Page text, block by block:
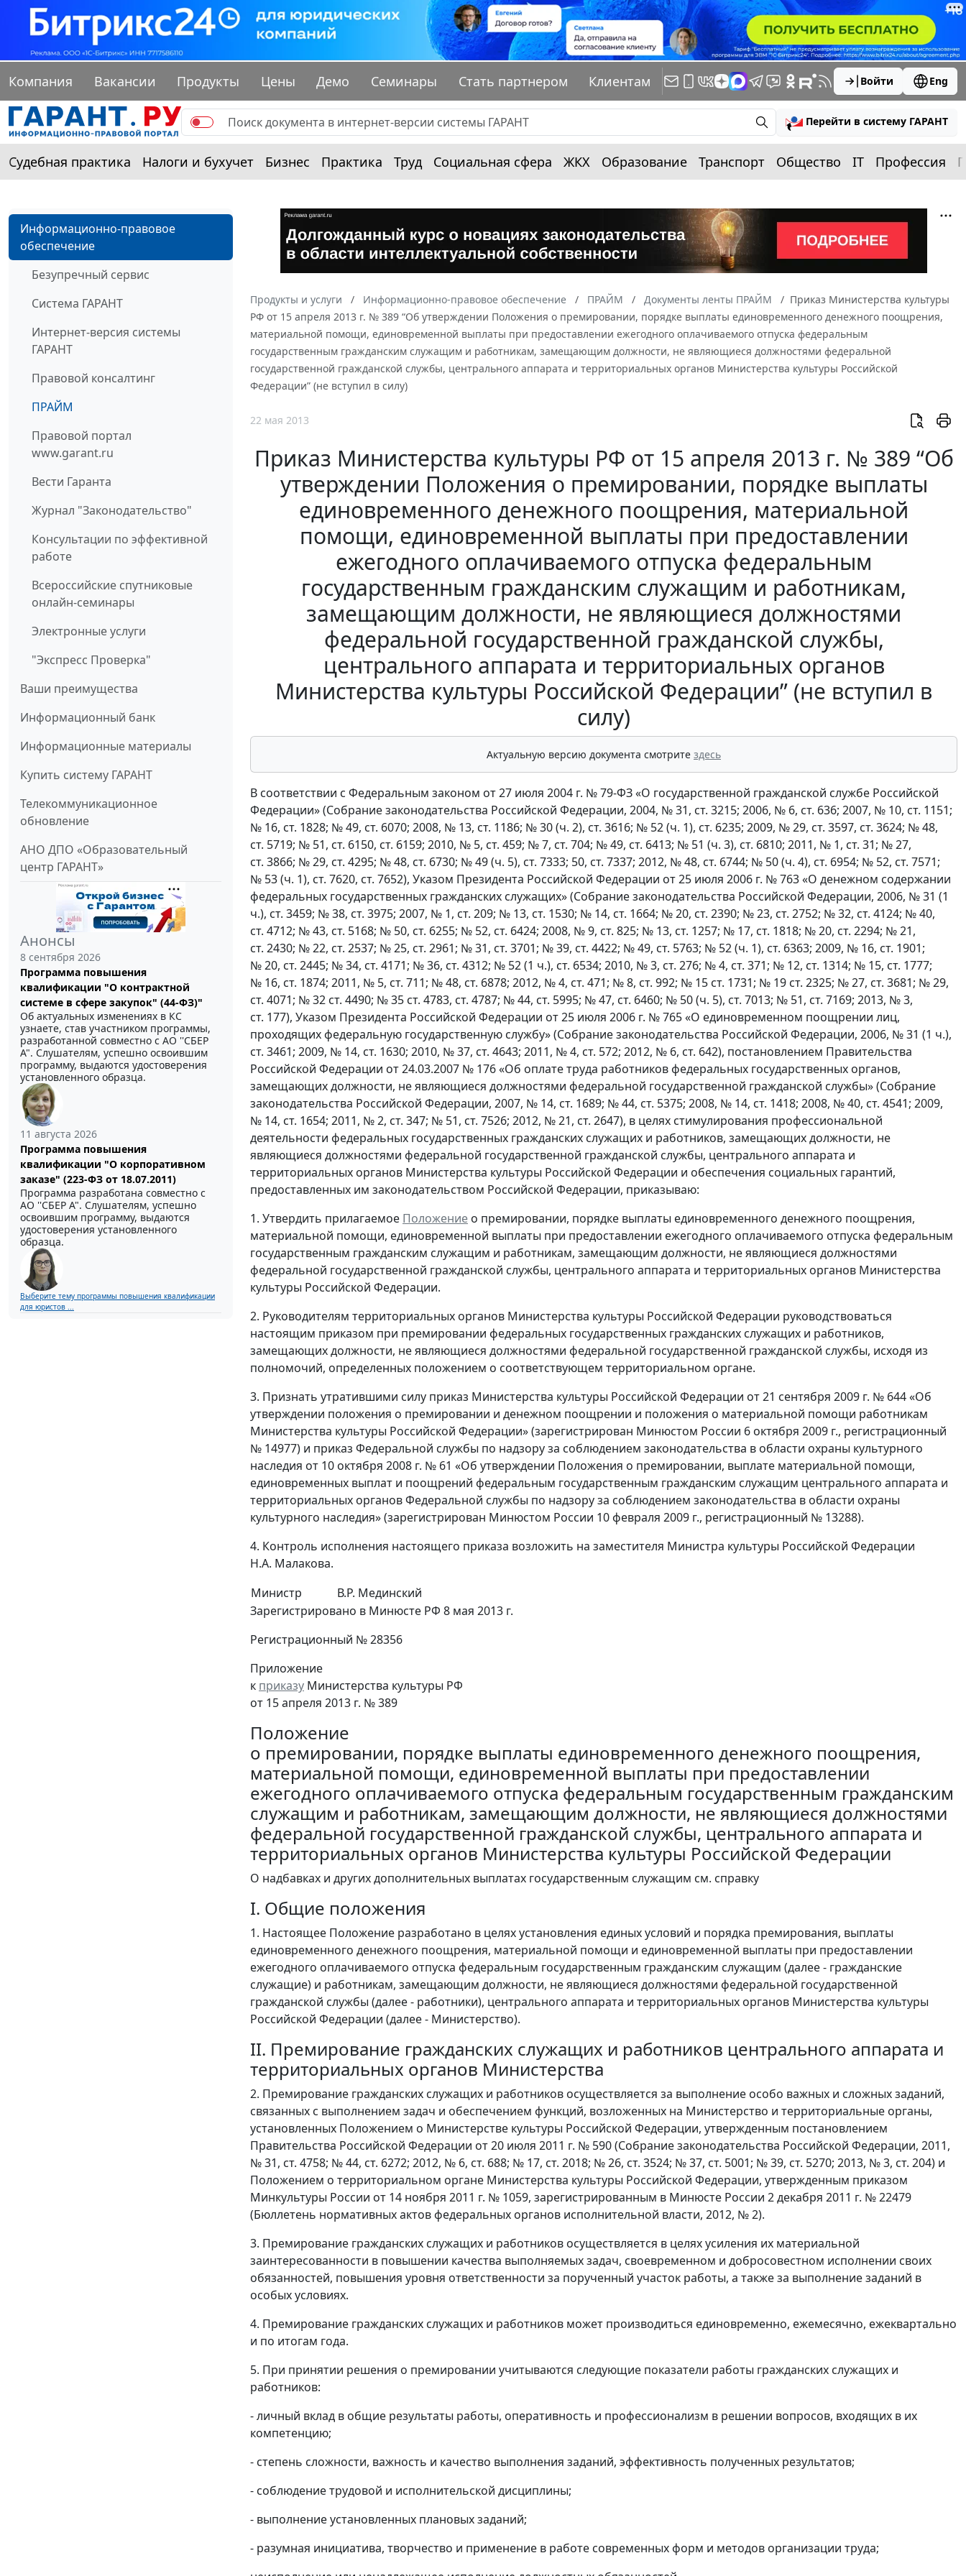
Компания Вакансии Продукты Цены Демо Семинары Стать партнером Клиентам Войти Eng
Перейти в систему ГАРАНТ
Судебная практика Налоги и бухучет Бизнес Практика Труд Социальная сфера ЖКХ Образование Транспорт Общество IT Профессия
Информационно-правовое
обеспечение
Безупречный сервис
Система ГАРАНТ
Интернет-версия системы
ГАРАНТ
Правовой консалтинг
ПРАЙМ
Правовой портал
www.garant.ru
Вести Гаранта
Журнал "Законодательство"
Консультации по эффективной
работе
Всероссийские спутниковые
онлайн-семинары
Электронные услуги
"Экспресс Проверка"
Ваши преимущества
Информационный банк
Информационные материалы
Купить систему ГАРАНТ
Телекоммуникационное
обновление
АНО ДПО «Образовательный
центр ГАРАНТ»
Анонсы
8 сентября 2026
Программа повышения
квалификации "О контрактной
системе в сфере закупок" (44-ФЗ)"
Об актуальных изменениях в КС
узнаете, став участником программы,
разработанной совместно с АО ''СБЕР
А". Слушателям, успешно освоившим
программу, выдаются удостоверения
установленного образца.
11 августа 2026
Программа повышения
квалификации "О корпоративном
заказе" (223-ФЗ от 18.07.2011)
Программа разработана совместно с
АО ''СБЕР А". Слушателям, успешно
освоившим программу, выдаются
удостоверения установленного
образца.
Выберите тему программы повышения квалификации
для юристов ...
Продукты и услуги Информационно-правовое обеспечение ПРАЙМ Документы ленты ПРАЙМ
Приказ Министерства культуры
РФ от 15 апреля 2013 г. № 389 “Об утверждении Положения о премировании, порядке выплаты единовременного денежного поощрения,
материальной помощи, единовременной выплаты при предоставлении ежегодного оплачиваемого отпуска федеральным
государственным гражданским служащим и работникам, замещающим должности, не являющиеся должностями федеральной
государственной гражданской службы, центрального аппарата и территориальных органов Министерства культуры Российской
Федерации” (не вступил в силу)
22 мая 2013
Приказ Министерства культуры РФ от 15 апреля 2013 г. № 389 “Об
утверждении Положения о премировании, порядке выплаты
единовременного денежного поощрения, материальной
помощи, единовременной выплаты при предоставлении
ежегодного оплачиваемого отпуска федеральным
государственным гражданским служащим и работникам,
замещающим должности, не являющиеся должностями
федеральной государственной гражданской службы,
центрального аппарата и территориальных органов
Министерства культуры Российской Федерации” (не вступил в
силу)
Актуальную версию документа смотрите здесь
В соответствии с Федеральным законом от 27 июля 2004 г. № 79-ФЗ «О государственной гражданской службе Российской
Федерации» (Собрание законодательства Российской Федерации, 2004, № 31, ст. 3215; 2006, № 6, ст. 636; 2007, № 10, ст. 1151;
№ 16, ст. 1828; № 49, ст. 6070; 2008, № 13, ст. 1186; № 30 (ч. 2), ст. 3616; № 52 (ч. 1), ст. 6235; 2009, № 29, ст. 3597, ст. 3624; № 48,
ст. 5719; № 51, ст. 6150, ст. 6159; 2010, № 5, ст. 459; № 7, ст. 704; № 49, ст. 6413; № 51 (ч. 3), ст. 6810; 2011, № 1, ст. 31; № 27,
ст. 3866; № 29, ст. 4295; № 48, ст. 6730; № 49 (ч. 5), ст. 7333; 50, ст. 7337; 2012, № 48, ст. 6744; № 50 (ч. 4), ст. 6954; № 52, ст. 7571;
№ 53 (ч. 1), ст. 7620, ст. 7652), Указом Президента Российской Федерации от 25 июля 2006 г. № 763 «О денежном содержании
федеральных государственных гражданских служащих» (Собрание законодательства Российской Федерации, 2006, № 31 (1
ч.), ст. 3459; № 38, ст. 3975; 2007, № 1, ст. 209; № 13, ст. 1530; № 14, ст. 1664; № 20, ст. 2390; № 23, ст. 2752; № 32, ст. 4124; № 40,
ст. 4712; № 43, ст. 5168; № 50, ст. 6255; № 52, ст. 6424; 2008, № 9, ст. 825; № 13, ст. 1257; № 17, ст. 1818; № 20, ст. 2294; № 21,
ст. 2430; № 22, ст. 2537; № 25, ст. 2961; № 31, ст. 3701; № 39, ст. 4422; № 49, ст. 5763; № 52 (ч. 1), ст. 6363; 2009, № 16, ст. 1901;
№ 20, ст. 2445; № 34, ст. 4171; № 36, ст. 4312; № 52 (1 ч.), ст. 6534; 2010, № 3, ст. 276; № 4, ст. 371; № 12, ст. 1314; № 15, ст. 1777;
№ 16, ст. 1874; 2011, № 5, ст. 711; № 48, ст. 6878; 2012, № 4, ст. 471; № 8, ст. 992; № 15 ст. 1731; № 19 ст. 2325; № 27, ст. 3681; № 29,
ст. 4071; № 32 ст. 4490; № 35 ст. 4783, ст. 4787; № 44, ст. 5995; № 47, ст. 6460; № 50 (ч. 5), ст. 7013; № 51, ст. 7169; 2013, № 3,
ст. 177), Указом Президента Российской Федерации от 25 июля 2006 г. № 765 «О единовременном поощрении лиц,
проходящих федеральную государственную службу» (Собрание законодательства Российской Федерации, 2006, № 31 (1 ч.),
ст. 3461; 2009, № 14, ст. 1630; 2010, № 37, ст. 4643; 2011, № 4, ст. 572; 2012, № 6, ст. 642), постановлением Правительства
Российской Федерации от 24.03.2007 № 176 «Об оплате труда работников федеральных государственных органов,
замещающих должности, не являющиеся должностями федеральной государственной гражданской службы» (Собрание
законодательства Российской Федерации, 2007, № 14, ст. 1689; № 44, ст. 5375; 2008, № 14, ст. 1418; 2008, № 40, ст. 4541; 2009,
№ 14, ст. 1654; 2011, № 2, ст. 347; № 51, ст. 7526; 2012, № 21, ст. 2647), в целях стимулирования профессиональной
деятельности федеральных государственных гражданских служащих и работников, замещающих должности, не
являющиеся должностями федеральной государственной гражданской службы, центрального аппарата и
территориальных органов Министерства культуры Российской Федерации и обеспечения социальных гарантий,
предоставленных им законодательством Российской Федерации, приказываю:
1. Утвердить прилагаемое Положение о премировании, порядке выплаты единовременного денежного поощрения,
материальной помощи, единовременной выплаты при предоставлении ежегодного оплачиваемого отпуска федеральным
государственным гражданским служащим и работникам, замещающим должности, не являющиеся должностями
федеральной государственной гражданской службы, центрального аппарата и территориальных органов Министерства
культуры Российской Федерации.
2. Руководителям территориальных органов Министерства культуры Российской Федерации руководствоваться
настоящим приказом при премировании федеральных государственных гражданских служащих и работников,
замещающих должности, не являющиеся должностями федеральной государственной гражданской службы, исходя из
полномочий, определенных положением о соответствующем территориальном органе.
3. Признать утратившими силу приказ Министерства культуры Российской Федерации от 21 сентября 2009 г. № 644 «Об
утверждении положения о премировании и денежном поощрении и положения о материальной помощи работникам
Министерства культуры Российской Федерации» (зарегистрирован Минюстом России 6 октября 2009 г., регистрационный
№ 14977) и приказ Федеральной службы по надзору за соблюдением законодательства в области охраны культурного
наследия от 10 октября 2008 г. № 61 «Об утверждении Положения о премировании, выплате материальной помощи,
единовременных выплат и поощрений федеральным государственным гражданским служащим центрального аппарата и
территориальных органов Федеральной службы по надзору за соблюдением законодательства в области охраны
культурного наследия» (зарегистрирован Минюстом России 10 февраля 2009 г., регистрационный № 13288).
4. Контроль исполнения настоящего приказа возложить на заместителя Министра культуры Российской Федерации
Н.А. Малакова.
Министр
В.Р. Мединский
Зарегистрировано в Минюсте РФ 8 мая 2013 г.
Регистрационный № 28356
Приложение
к приказу Министерства культуры РФ
от 15 апреля 2013 г. № 389
Положение
о премировании, порядке выплаты единовременного денежного поощрения,
материальной помощи, единовременной выплаты при предоставлении
ежегодного оплачиваемого отпуска федеральным государственным гражданским
служащим и работникам, замещающим должности, не являющиеся должностями
федеральной государственной гражданской службы, центрального аппарата и
территориальных органов Министерства культуры Российской Федерации
О надбавках и других дополнительных выплатах государственным служащим см. справку
I. Общие положения
1. Настоящее Положение разработано в целях установления единых условий и порядка премирования, выплаты
единовременного денежного поощрения, материальной помощи и единовременной выплаты при предоставлении
ежегодного оплачиваемого отпуска федеральным государственным гражданским служащим (далее - гражданские
служащие) и работникам, замещающим должности, не являющиеся должностями федеральной государственной
гражданской службы (далее - работники), центрального аппарата и территориальных органов Министерства культуры
Российской Федерации (далее - Министерство).
II. Премирование гражданских служащих и работников центрального аппарата и
территориальных органов Министерства
2. Премирование гражданских служащих и работников осуществляется за выполнение особо важных и сложных заданий,
связанных с выполнением задач и обеспечением функций, возложенных на Министерство и территориальные органы,
установленных Положением о Министерстве культуры Российской Федерации, утвержденным постановлением
Правительства Российской Федерации от 20 июля 2011 г. № 590 (Собрание законодательства Российской Федерации, 2011,
№ 31, ст. 4758; № 44, ст. 6272; 2012, № 6, ст. 688; № 17, ст. 2018; № 26, ст. 3524; № 37, ст. 5001; № 39, ст. 5270; 2013, № 3, ст. 204) и
Положением о территориальном органе Министерства культуры Российской Федерации, утвержденным приказом
Минкультуры России от 14 ноября 2011 г. № 1059, зарегистрированным в Минюсте России 2 декабря 2011 г. № 22479
(Бюллетень нормативных актов федеральных органов исполнительной власти, 2012, № 2).
3. Премирование гражданских служащих и работников осуществляется в целях усиления их материальной
заинтересованности в повышении качества выполняемых задач, своевременном и добросовестном исполнении своих
обязанностей, повышения уровня ответственности за порученный участок работы, а также за выполнение заданий в
особых условиях.
4. Премирование гражданских служащих и работников может производиться единовременно, ежемесячно, ежеквартально
и по итогам года.
5. При принятии решения о премировании учитываются следующие показатели работы гражданских служащих и
работников:
- личный вклад в общие результаты работы, оперативность и профессионализм в решении вопросов, входящих в их
компетенцию;
- степень сложности, важность и качество выполнения заданий, эффективность полученных результатов;
- соблюдение трудовой и исполнительской дисциплины;
- выполнение установленных плановых заданий;
- разумная инициатива, творчество и применение в работе современных форм и методов организации труда;